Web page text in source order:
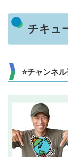
チキュ
⭐チャンネ